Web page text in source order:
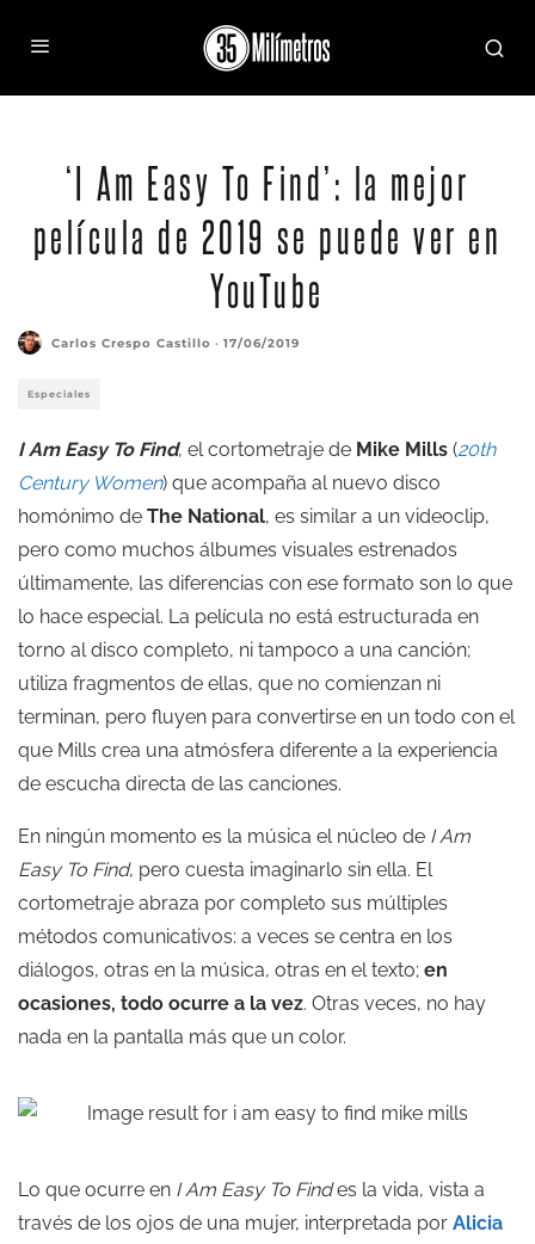
‘I Am Easy To Find’: la mejor
película de 2019 se puede ver en
YouTube
Carlos Crespo Castillo · 17/06/2019
Especiales
I Am Easy To Find, el cortometraje de Mike Mills (20th
Century Women) que acompaña al nuevo disco
homónimo de The National, es similar a un videoclip,
pero como muchos álbumes visuales estrenados
últimamente, las diferencias con ese formato son lo que
lo hace especial. La película no está estructurada en
torno al disco completo, ni tampoco a una canción;
utiliza fragmentos de ellas, que no comienzan ni
terminan, pero fluyen para convertirse en un todo con el
que Mills crea una atmósfera diferente a la experiencia
de escucha directa de las canciones.
En ningún momento es la música el núcleo de I Am
Easy To Find, pero cuesta imaginarlo sin ella. El
cortometraje abraza por completo sus múltiples
métodos comunicativos: a veces se centra en los
diálogos, otras en la música, otras en el texto; en
ocasiones, todo ocurre a la vez. Otras veces, no hay
nada en la pantalla más que un color.
Lo que ocurre en I Am Easy To Findes la vida, vista a
través de los ojos de una mujer, interpretada por Alicia